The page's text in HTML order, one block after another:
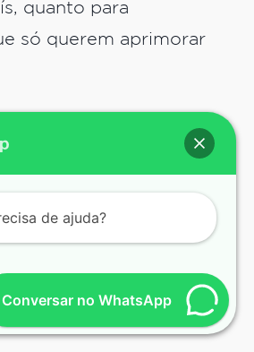
quanto para
só querem aprimorar
línguas tem certa
conseguirem esse tipo
uma ótima alternativa
O visto para a
todos os estudantes que
condições acima.
Conversar no WhatsApp
de ajuda?